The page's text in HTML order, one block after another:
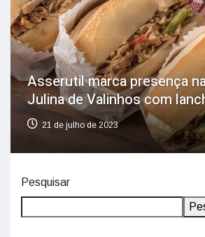
Asserutil marca presença
Julina de Valinhos com
21 de julho de 2023
Pesquisar